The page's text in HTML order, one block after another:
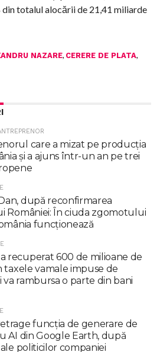
totalul alocării de 21,41 miliarde
NAZARE, CERERE DE PLATA,
care a mizat pe producția
și a ajuns într-un an pe trei
după reconfirmarea
României: În ciuda zgomotului
funcţionează
recuperat 600 de milioane de
taxele vamale impuse de
va rambursa o parte din bani
funcţia de generare de
AI din Google Earth, după
politicilor companiei